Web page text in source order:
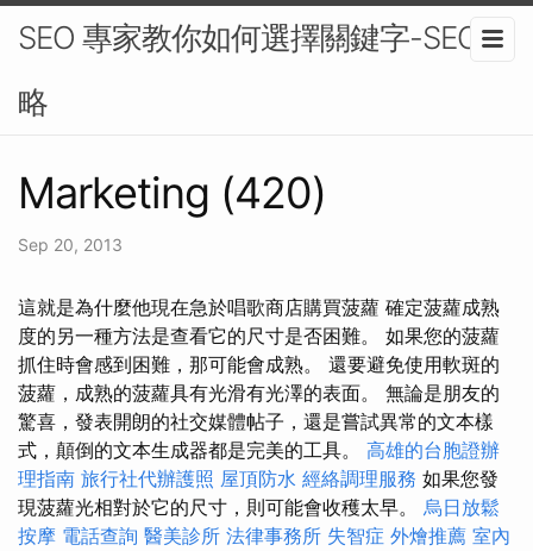
SEO 專家教你如何選擇關鍵字-SEO策
略
Marketing (420)
Sep 20, 2013
這就是為什麼他現在急於唱歌商店購買菠蘿 確定菠蘿成熟
度的另一種方法是查看它的尺寸是否困難。 如果您的菠蘿
抓住時會感到困難，那可能會成熟。 還要避免使用軟斑的
菠蘿，成熟的菠蘿具有光滑有光澤的表面。 無論是朋友的
驚喜，發表開朗的社交媒體帖子，還是嘗試異常的文本樣
式，顛倒的文本生成器都是完美的工具。 高雄的台胞證辦
理指南 旅行社代辦護照 屋頂防水 經絡調理服務 如果您發
現菠蘿光相對於它的尺寸，則可能會收穫太早。 烏日放鬆
按摩 電話查詢 醫美診所 法律事務所 失智症 外燴推薦 室內